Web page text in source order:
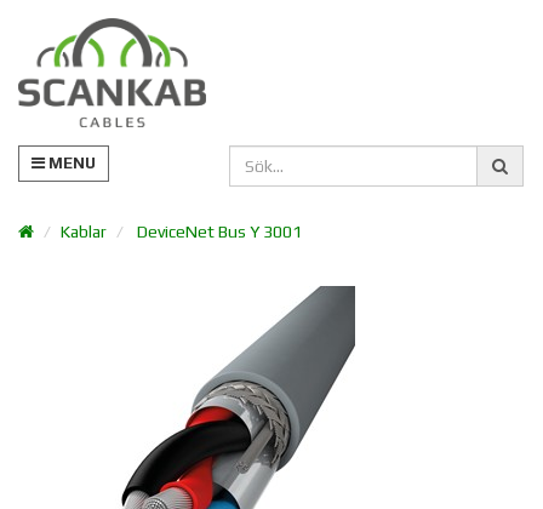
MENU
Kablar DeviceNet Bus Y 3001